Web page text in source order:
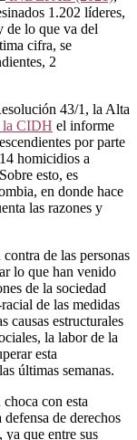
1.202 líderes,
de lo que va del
cifra, se
2
43/1, la Alta
la CIDH el informe
por parte
homicidios a
esto, es
en donde hace
las razones y
de las personas
lo que han venido
de la sociedad
de las medidas
causas estructurales
la labor de la
esta
últimas semanas.
con esta
de derechos
ya que entre sus